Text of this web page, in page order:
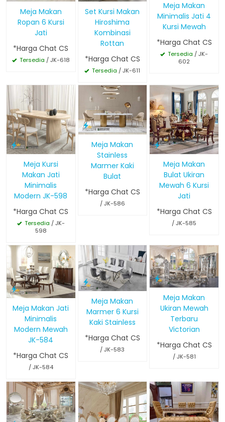
Meja Makan
Ropan 6 Kursi
Jati
*Harga Chat CS
Tersedia / JK-618
Set Kursi Makan
Hiroshima
Kombinasi
Rottan
*Harga Chat CS
Tersedia / JK-611
Meja Makan
Minimalis Jati 4
Kursi Mewah
*Harga Chat CS
Tersedia / JK-
602
Meja Kursi
Makan Jati
Minimalis
Modern JK-598
*Harga Chat CS
Tersedia / JK-
598
Meja Makan
Stainless
Marmer Kaki
Bulat
*Harga Chat CS
/ JK-586
Meja Makan
Bulat Ukiran
Mewah 6 Kursi
Jati
*Harga Chat CS
/ JK-585
Meja Makan Jati
Minimalis
Modern Mewah
JK-584
*Harga Chat CS
/ JK-584
Meja Makan
Marmer 6 Kursi
Kaki Stainless
*Harga Chat CS
/ JK-583
Meja Makan
Ukiran Mewah
Terbaru
Victorian
*Harga Chat CS
/ JK-581